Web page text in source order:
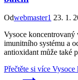
Odwebmaster1 23. 1.
Vysoce
imunitního systému a
antioxidant může také
Přečtěte si více Vysoce